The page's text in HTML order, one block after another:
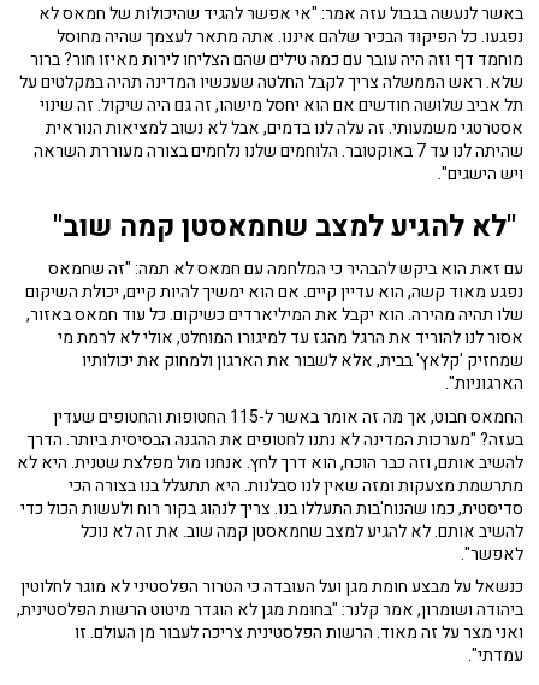
באשר לנעשה בגבול עזה אמר: "אי אפשר להגיד שהיכולות של חמאס לא
נפגעו. כל הפיקוד הבכיר שלהם איננו. אתה מתאר לעצמך שהיה מחוסל
מוחמד דף וזה היה עובר עם כמה טילים שהם הצליחו לירות מאיזו חור? ברור
שלא. ראש הממשלה צריך לקבל החלטה שעכשיו המדינה תהיה במקלטים על
תל אביב שלושה חודשים אם הוא יחסל מישהו, זה גם היה שיקול. זה שינוי
אסטרטגי משמעותי. זה עלה לנו בדמים, אבל לא נשוב למציאות הנוראית
שהיתה לנו עד 7 באוקטובר. הלוחמים שלנו נלחמים בצורה מעוררת השראה
ויש הישגים".
"לא להגיע למצב שחמאסטן קמה שוב"
עם זאת הוא ביקש להבהיר כי המלחמה עם חמאס לא תמה: "זה שחמאס
נפגע מאוד קשה, הוא עדיין קיים. אם הוא ימשיך להיות קיים, יכולת השיקום
שלו תהיה מהירה. הוא יקבל את המיליארדים כשיקום. כל עוד חמאס באזור,
אסור לנו להוריד את הרגל מהגז עד למיגורו המוחלט, אולי לא לרמת מי
שמחזיק 'קלאץ' בבית, אלא לשבור את הארגון ולמחוק את יכולותיו
הארגוניות".
החמאס חבוט, אך מה זה אומר באשר ל-115 החטופות והחטופים שעדין
בעזה? "מערכות המדינה לא נתנו לחטופים את ההגנה הבסיסית ביותר. הדרך
להשיב אותם, וזה כבר הוכח, הוא דרך לחץ. אנחנו מול מפלצת שטנית. היא לא
מתרשמת מצעקות ומזה שאין לנו סבלנות. היא תתעלל בנו בצורה הכי
סדיסטית, כמו שהנוח'בות התעללו בנו. צריך לנהוג בקור רוח ולעשות הכול כדי
להשיב אותם. לא להגיע למצב שחמאסטן קמה שוב. את זה לא נוכל
לאפשר".
כנשאל על מבצע חומת מגן ועל העובדה כי הטרור הפלסטיני לא מוגר לחלוטין
ביהודה ושומרון, אמר קלנר: "בחומת מגן לא הוגדר מיטוט הרשות הפלסטינית,
ואני מצר על זה מאוד. הרשות הפלסטינית צריכה לעבור מן העולם. זו
עמדתי".